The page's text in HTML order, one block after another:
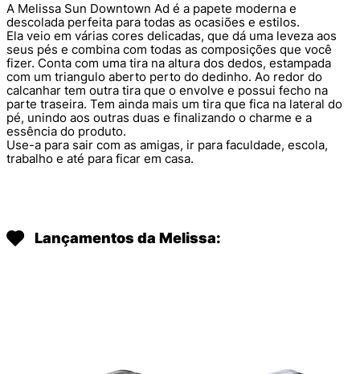
A Melissa Sun Downtown Ad é a papete moderna e
descolada perfeita para todas as ocasiões e estilos.
Ela veio em várias cores delicadas, que dá uma leveza aos
seus pés e combina com todas as composições que você
fizer. Conta com uma tira na altura dos dedos, estampada
com um triangulo aberto perto do dedinho. Ao redor do
calcanhar tem outra tira que o envolve e possui fecho na
parte traseira. Tem ainda mais um tira que fica na lateral do
pé, unindo aos outras duas e finalizando o charme e a
essência do produto.
Use-a para sair com as amigas, ir para faculdade, escola,
trabalho e até para ficar em casa.
Lançamentos da Melissa: